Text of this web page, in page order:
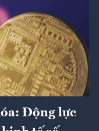
Động lực